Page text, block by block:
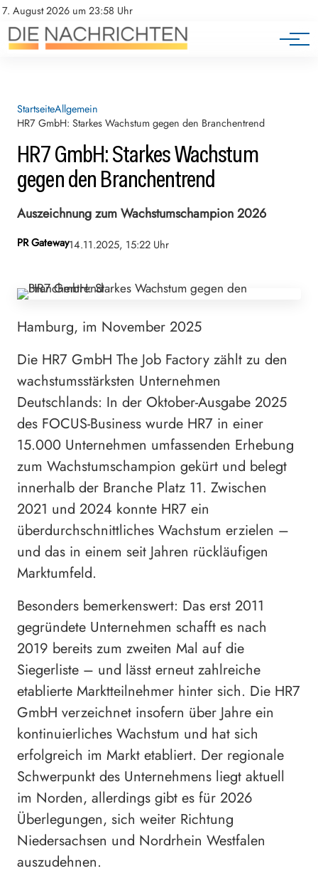
7. August 2026 um 23:58 Uhr
StartseiteAllgemein
HR7 GmbH: Starkes Wachstum gegen den Branchentrend
HR7 GmbH: Starkes Wachstum
gegen den Branchentrend
Auszeichnung zum Wachstumschampion 2026
PR Gateway14.11.2025, 15:22 Uhr
Hamburg, im November 2025
Die HR7 GmbH The Job Factory zählt zu den
wachstumsstärksten Unternehmen
Deutschlands: In der Oktober-Ausgabe 2025
des FOCUS-Business wurde HR7 in einer
15.000 Unternehmen umfassenden Erhebung
zum Wachstumschampion gekürt und belegt
innerhalb der Branche Platz 11. Zwischen
2021 und 2024 konnte HR7 ein
überdurchschnittliches Wachstum erzielen –
und das in einem seit Jahren rückläufigen
Marktumfeld.
Besonders bemerkenswert: Das erst 2011
gegründete Unternehmen schafft es nach
2019 bereits zum zweiten Mal auf die
Siegerliste – und lässt erneut zahlreiche
etablierte Marktteilnehmer hinter sich. Die HR7
GmbH verzeichnet insofern über Jahre ein
kontinuierliches Wachstum und hat sich
erfolgreich im Markt etabliert. Der regionale
Schwerpunkt des Unternehmens liegt aktuell
im Norden, allerdings gibt es für 2026
Überlegungen, sich weiter Richtung
Niedersachsen und Nordrhein Westfalen
auszudehnen.